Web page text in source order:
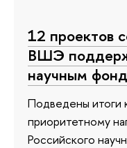
12 проектов
ВШЭ
научным
Подведены итоги
приоритетному
Российского